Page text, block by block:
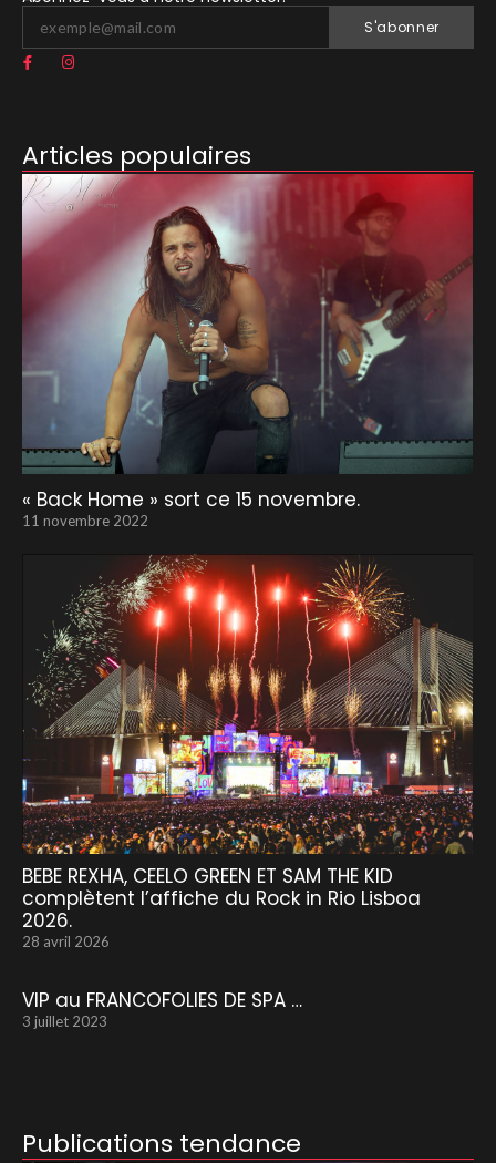
S'abonner
Articles populaires
« Back Home » sort ce 15 novembre.
11 novembre 2022
BEBE REXHA, CEELO GREEN ET SAM THE KID
complètent l’affiche du Rock in Rio Lisboa
2026.
28 avril 2026
VIP au FRANCOFOLIES DE SPA …
3 juillet 2023
Publications tendance